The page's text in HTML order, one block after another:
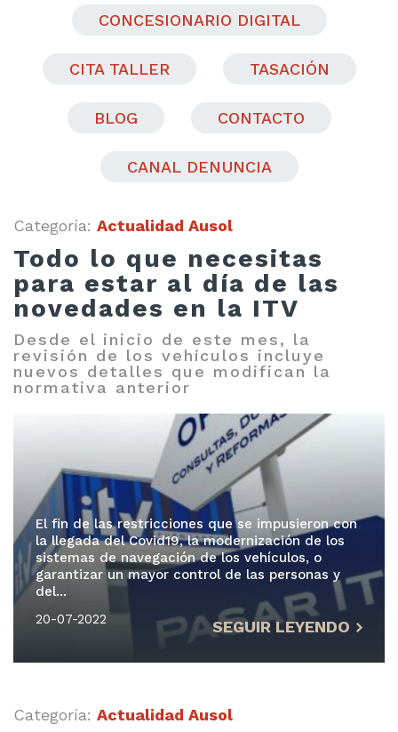
CONCESIONARIO DIGITAL
CITA TALLER TASACIÓN
BLOG CONTACTO
CANAL DENUNCIA
Categoría: Actualidad Ausol
Todo lo que necesitas
para estar al día de las
novedades en la ITV
Desde el inicio de este mes, la
revisión de los vehículos incluye
nuevos detalles que modifican la
normativa anterior
El fin de las restricciones que se impusieron con
la llegada del Covid19, la modernización de los
sistemas de navegación de los vehículos, o
garantizar un mayor control de las personas y
del...
20-07-2022
SEGUIR LEYENDO
Categoría: Actualidad Ausol